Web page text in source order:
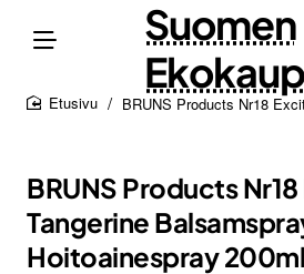
Suomen
BRUNS Products Nr18
BRUNS Products
Tangerine
Hoitoainespray 200ml